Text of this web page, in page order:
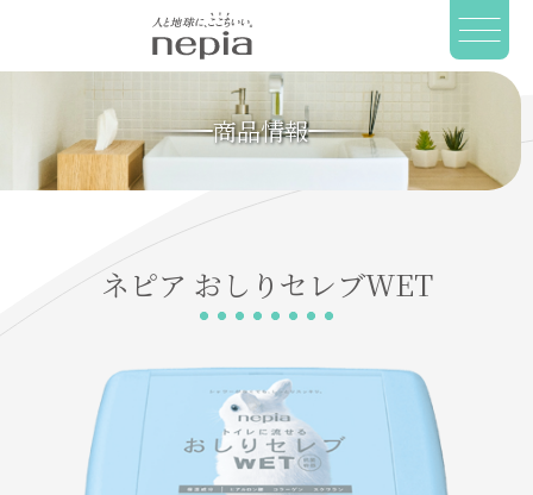
商品情報
ネピア おしりセレブWET